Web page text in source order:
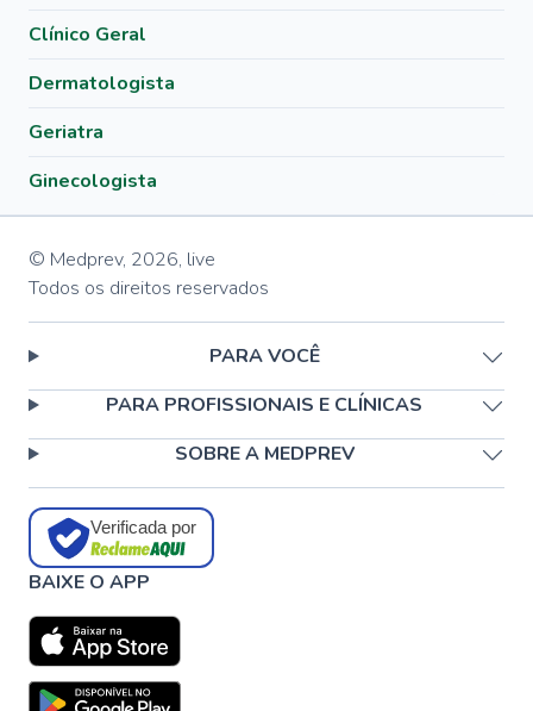
Clínico Geral
Dermatologista
Geriatra
Ginecologista
© Medprev, 2026, live
Todos os direitos reservados
PARA VOCÊ
PARA PROFISSIONAIS E CLÍNICAS
SOBRE A MEDPREV
Verificada por
BAIXE O APP